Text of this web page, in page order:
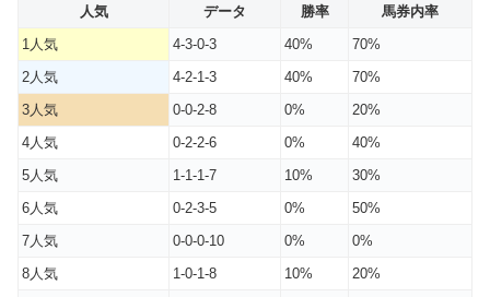
人気 データ 勝率
馬券内率
1人気
4-3-0-3 40%
70%
2人気
4-2-1-3 40%
70%
3人気
0-0-2-8 0%
20%
4人気
0-2-2-6 0%
40%
5人気
1-1-1-7 10%
30%
6人気
0-2-3-5 0%
50%
7人気
0-0-0-10 0%
0%
8人気
1-0-1-8 10%
20%